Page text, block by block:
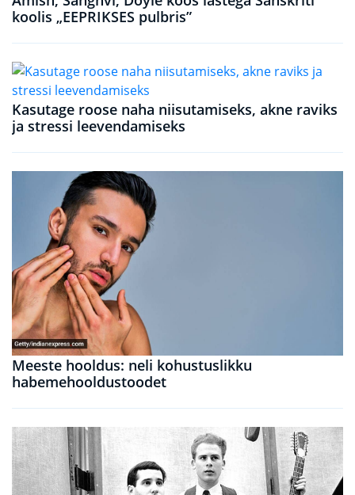
koolis „EEPRIKSES pulbris”
Kasutage roose naha niisutamiseks, akne raviks
ja stressi leevendamiseks
Meeste hooldus: neli kohustuslikku
habemehooldustoodet